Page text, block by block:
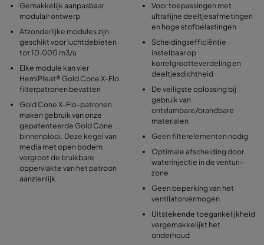
Gemakkelijk aanpasbaar
modulair ontwerp
Afzonderlijke modules zijn
geschikt voor luchtdebieten
tot 10.000 m3/u
Elke module kan vier
HemiPleat® Gold Cone X-Flo
filterpatronen bevatten
Gold Cone X-Flo-patronen
maken gebruik van onze
gepatenteerde Gold Cone
binnenplooi. Deze kegel van
media met open bodem
vergroot de bruikbare
oppervlakte van het patroon
aanzienlijk
Voor toepassingen met
ultrafijne deeltjesafmetingen
en hoge stofbelastingen
Scheidingsefficiëntie
instelbaar op
korrelgrootteverdeling en
deeltjesdichtheid
De veiligste oplossing bij
gebruik van
ontvlambare/brandbare
materialen
Geen filterelementen nodig
Optimale afscheiding door
waterinjectie in de venturi-
zone
Geen beperking van het
ventilatorvermogen
Uitstekende toegankelijkheid
vergemakkelijkt het
onderhoud